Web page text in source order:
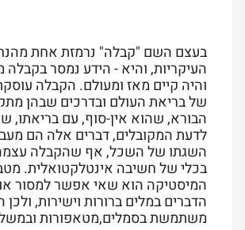
בעצם השם "קבלה" נרמזת אחת
העיקריות, והיא - הידע נמסר בקבלה
והיה קיים מאז ומעולם. הקבלה
של בריאת העולם ובדרכים שבהן
הבורא, שהוא אין-סוף, עם בריאתו,
לדעת המקובלים, דברים אלה הם
השגתו של השכל, אף שהקבלה
בכלי של חשיבה אינטלקטואלית.
המיסטיקה הוא שאי אפשר למסור
הדברים במלים ברורות וישירות,
משתמשת בסמלים,מטאפורות